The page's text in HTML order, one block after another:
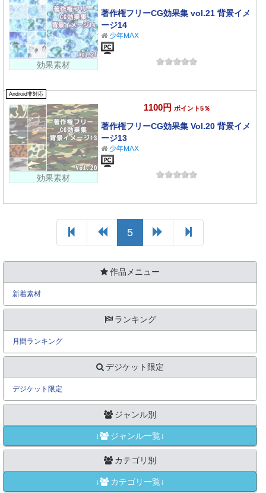
効果素材
著作権フリーCG効果集 vol.21 背景イメ
ージ14
少年MAX
Android非対応
効果素材
1100円 ポイント5％
著作権フリーCG効果集 Vol.20 背景イメ
ージ13
少年MAX
5
作品メニュー
新着素材
ランキング
月間ランキング
デジケット限定
デジケット限定
ジャンル別
↓ ジャンル一覧↓
カテゴリ別
↓ カテゴリ一覧↓